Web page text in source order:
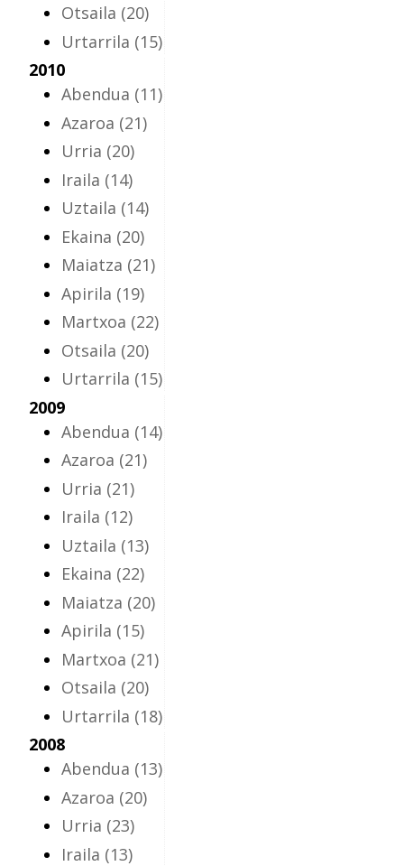
Otsaila (20)
Urtarrila (15)
2010
Abendua (11)
Azaroa (21)
Urria (20)
Iraila (14)
Uztaila (14)
Ekaina (20)
Maiatza (21)
Apirila (19)
Martxoa (22)
Otsaila (20)
Urtarrila (15)
2009
Abendua (14)
Azaroa (21)
Urria (21)
Iraila (12)
Uztaila (13)
Ekaina (22)
Maiatza (20)
Apirila (15)
Martxoa (21)
Otsaila (20)
Urtarrila (18)
2008
Abendua (13)
Azaroa (20)
Urria (23)
Iraila (13)